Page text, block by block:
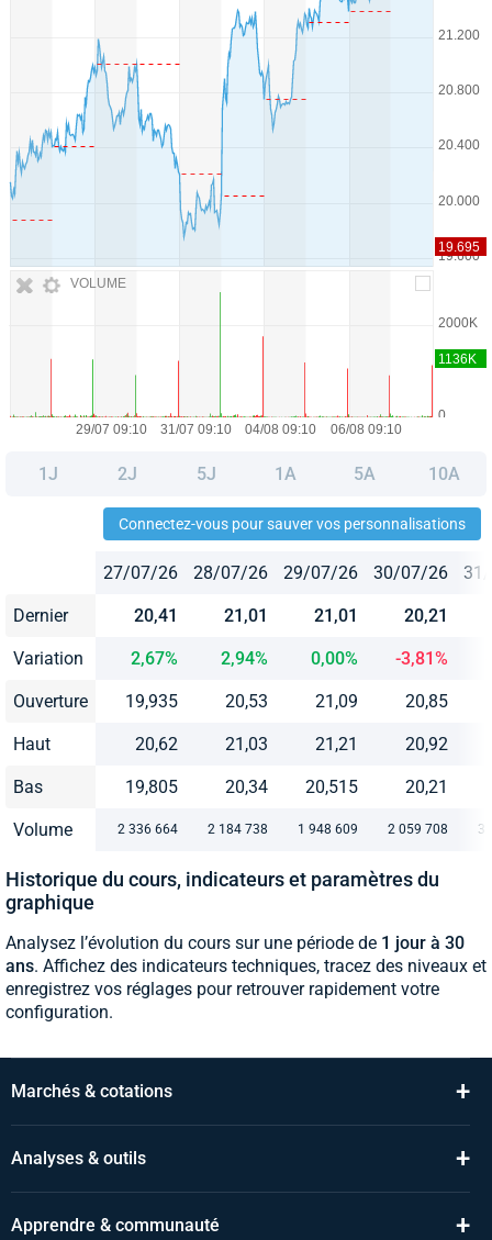
VOLUME
1J 2J 5J 1A 5A 10A
Connectez-vous pour sauver vos personnalisations
27/07/26 28/07/26 29/07/26 30/07/26
Dernier 20,41 21,01 21,01 20,21
Variation 2,67% 2,94% 0,00% -3,81%
Ouverture 19,935 20,53 21,09 20,85
Haut 20,62 21,03 21,21 20,92
Bas 19,805 20,34 20,515 20,21
Volume 2 336 664 2 184 738 1 948 609 2 059 708 3
Historique du cours, indicateurs et paramètres du
graphique
Analysez l’évolution du cours sur une période de 1 jour à 30
ans. Affichez des indicateurs techniques, tracez des niveaux et
enregistrez vos réglages pour retrouver rapidement votre
configuration.
Marchés & cotations +
Analyses & outils +
Apprendre & communauté +